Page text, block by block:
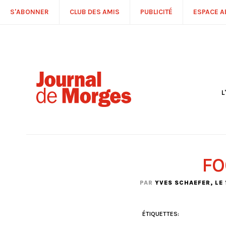
S'ABONNER CLUB DES AMIS PUBLICITÉ ESPACE
PAR YVES SCHAEFER, LE
ÉTIQUETTES: